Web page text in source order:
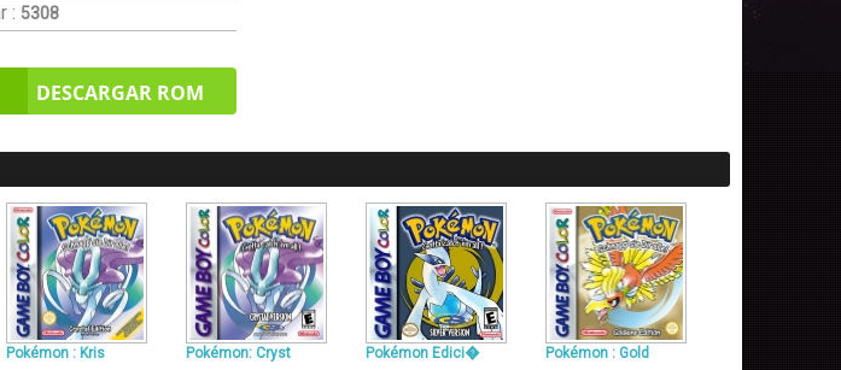
: 5308
DESCARGAR ROM
Pokémon : Kris Pokémon: Cryst Pokémon Edici� Pokémon : Gold